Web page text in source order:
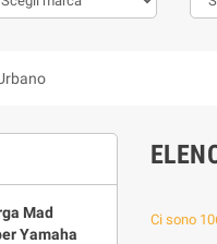
Mad
Yamaha
Ci sono